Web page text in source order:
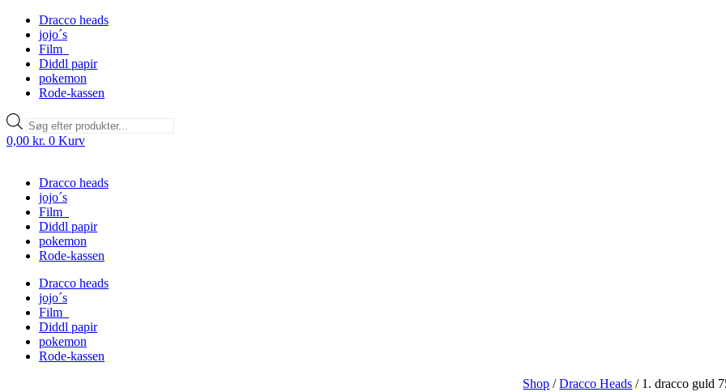
Dracco heads
jojo´s
Film
Diddl papir
pokemon
Rode-kassen
Products
search
0,00 kr. 0 Kurv
Dracco heads
jojo´s
Film
Diddl papir
pokemon
Rode-kassen
Dracco heads
jojo´s
Film
Diddl papir
pokemon
Rode-kassen
Shop /Dracco Heads / 1. dracco guld